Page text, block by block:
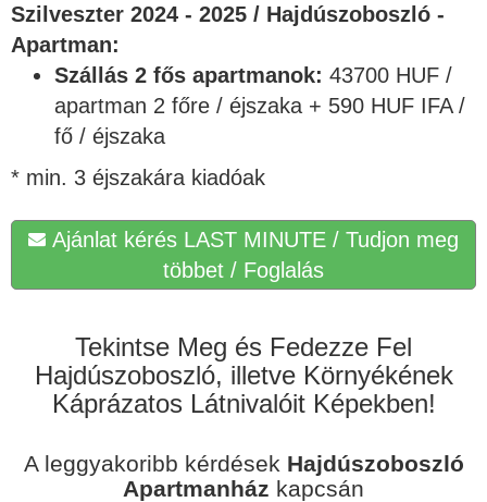
Szilveszter 2024 - 2025 / Hajdúszoboszló -
Apartman:
Szállás 2 fős apartmanok: 43700 HUF /
apartman 2 főre / éjszaka + 590 HUF IFA /
fő / éjszaka
* min. 3 éjszakára kiadóak
Ajánlat kérés LAST MINUTE / Tudjon meg
többet / Foglalás
Tekintse Meg és Fedezze Fel
Hajdúszoboszló, illetve Környékének
Káprázatos Látnivalóit Képekben!
A leggyakoribb kérdések Hajdúszoboszló
Apartmanház kapcsán